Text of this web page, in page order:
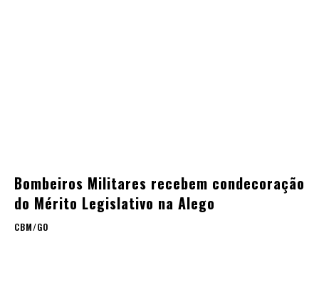
Bombeiros Militares recebem condecoração
do Mérito Legislativo na Alego
CBM/GO